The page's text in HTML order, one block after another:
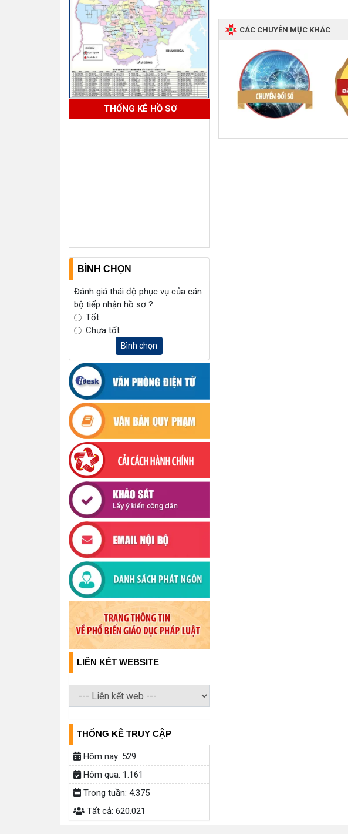
THỐNG KÊ HỒ SƠ
BÌNH CHỌN
Đánh giá thái độ phục vụ của cán
bộ tiếp nhận hồ sơ ?
Tốt
Chưa tốt
Bình chọn
LIÊN KẾT WEBSITE
THỐNG KÊ TRUY CẬP
Hôm nay: 529
Hôm qua: 1.161
Trong tuần: 4.375
Tất cả: 620.021
CÁC CHUYÊN MỤC KHÁC